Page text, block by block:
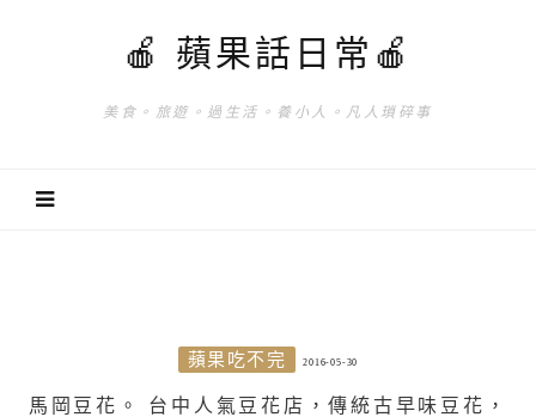
🍎 蘋果話日常🍎
美食。旅遊。過生活。養小人。凡人瑣碎事
蘋果吃不完 2016-05-30
馬岡豆花。 台中人氣豆花店，傳統古早味豆花，